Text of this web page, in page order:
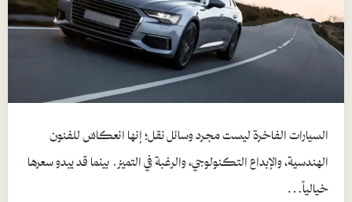
السيارات الفاخرة ليست مجرد وسائل نقل؛ إنها انعكاسٌ للفنون
الهندسية، والإبداع التكنولوجي، والرغبة في التميز. بينما قد يبدو سعرها
خيالياً…